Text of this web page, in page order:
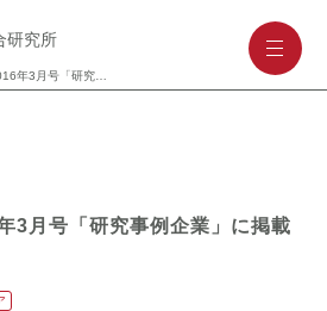
研究所 --
3月号「研究事例企業」に掲載